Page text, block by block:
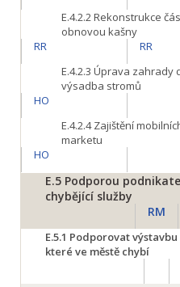
E.4.2.2Rekonstrukce
obnovou kašny
RR
RR
E.4.2.3 Úprava zahrady
výsadba stromů
HO
E.4.2.4Zajištění
marketu
HO
E.5 Podporou
chybějící služby
RM
E.5.1 Podporovat
které ve městě chybí